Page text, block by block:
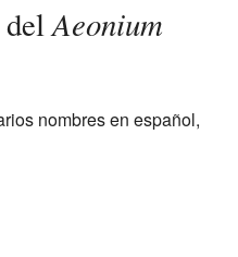
delAeonium
nombres en español,